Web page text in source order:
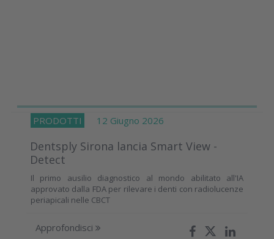
PRODOTTI 12 Giugno 2026
Dentsply Sirona lancia Smart View -
Detect
Il primo ausilio diagnostico al mondo abilitato all'IA
approvato dalla FDA per rilevare i denti con radiolucenze
periapicali nelle CBCT
Approfondisci